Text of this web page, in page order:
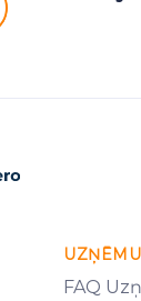
FAQ